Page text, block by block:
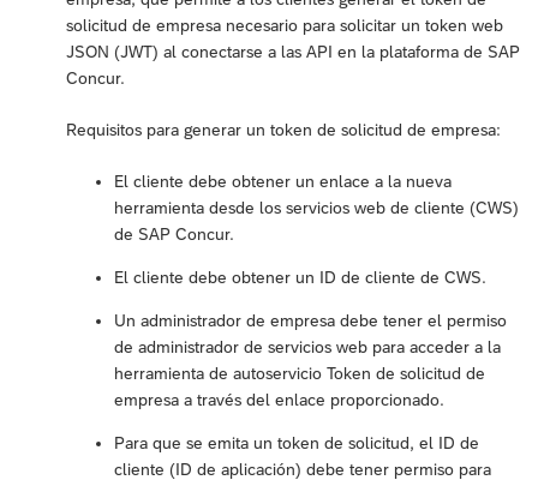
solicitud de empresa necesario para solicitar un token web
JSON (JWT) al conectarse a las API en la plataforma de SAP
Concur.
Requisitos para generar un token de solicitud de empresa:
El cliente debe obtener un enlace a la nueva
herramienta desde los servicios web de cliente (CWS)
de SAP Concur.
El cliente debe obtener un ID de cliente de CWS.
Un administrador de empresa debe tener el permiso
de administrador de servicios web para acceder a la
herramienta de autoservicio Token de solicitud de
empresa a través del enlace proporcionado.
Para que se emita un token de solicitud, el ID de
cliente (ID de aplicación) debe tener permiso para